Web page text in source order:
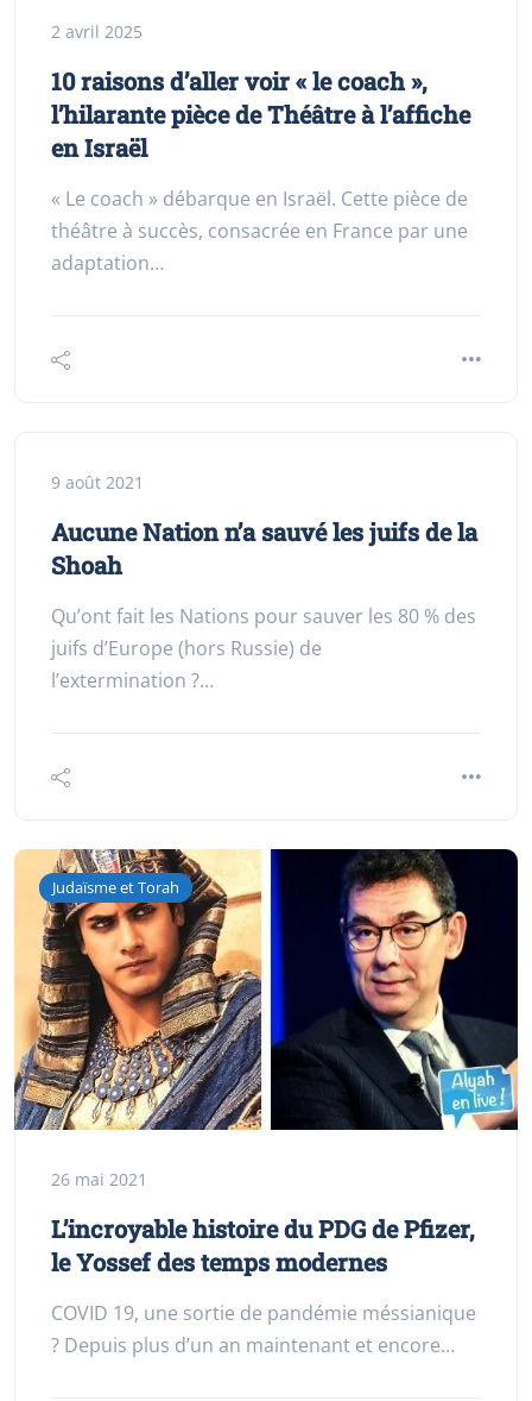
2 avril 2025
10 raisons d’aller voir « le coach »,
l’hilarante pièce de Théâtre à l’affiche
en Israël
« Le coach » débarque en Israël. Cette pièce de
théâtre à succès, consacrée en France par une
adaptation…
9 août 2021
Aucune Nation n’a sauvé les juifs de la
Shoah
Qu’ont fait les Nations pour sauver les 80 % des
juifs d’Europe (hors Russie) de
l’extermination ?…
Judaïsme et Torah
26 mai 2021
L’incroyable histoire du PDG de Pfizer,
le Yossef des temps modernes
COVID 19, une sortie de pandémie méssianique
? Depuis plus d’un an maintenant et encore…